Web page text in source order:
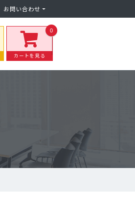
お問い合わせ
カートを見る
0